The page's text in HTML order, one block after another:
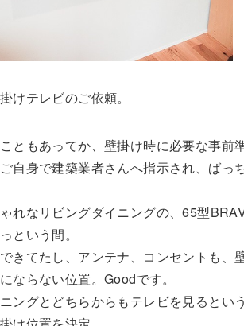
けテレビのご依頼。
ともあってか、壁掛け時に必要な事前
自身で建築業者さんへ指示され、ばっ
れなリビングダイニングの、65型
という間。
きてたし、アンテナ、コンセントも、
ならない位置。Goodです。
ングとどちらからもテレビを見るとい